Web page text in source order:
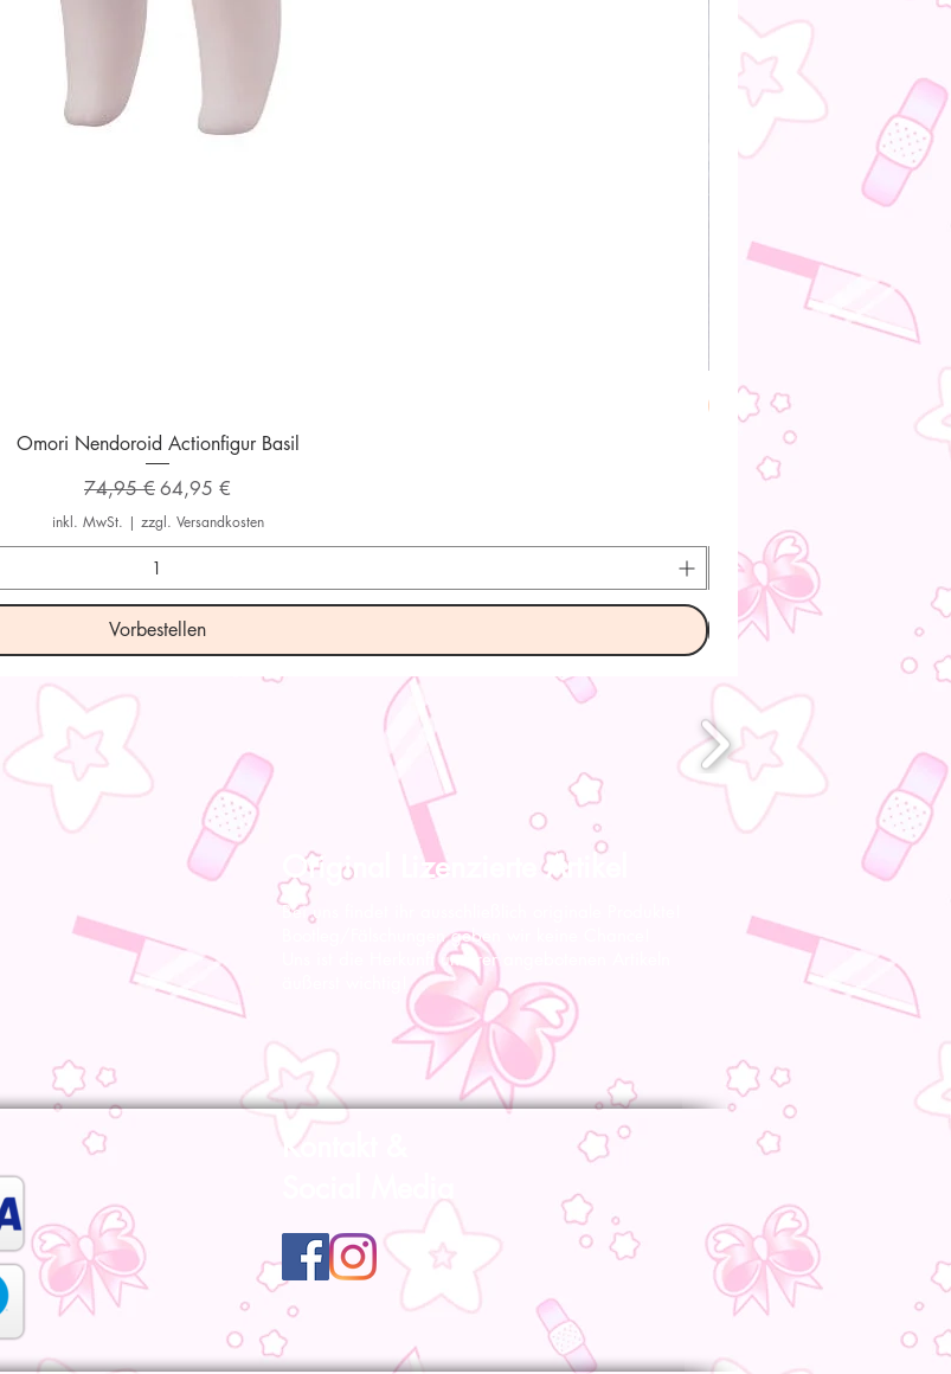
Omori Nendoroid Actionfigur Basil
Standardpreis
74,95 €Sale-Preis
64,95 €
inkl. MwSt. | zzgl. Versandkosten
Vorbestellen
Pre-Order
Original Lizenzierte Artikel
Bei uns findet ihr ausschließlich originale Produkte!
Bootleg/Fälschungen geben wir keine Chance!
Uns ist die Herkunft unserer angebotenen Artikeln
Kontakt &